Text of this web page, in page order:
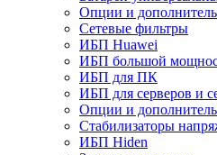
Опции и
Сетевые фильтры
ИБП Huawei
ИБП большой
ИБП для ПК
ИБП для серверов и
Опции и
Стабилизаторы
ИБП Hiden